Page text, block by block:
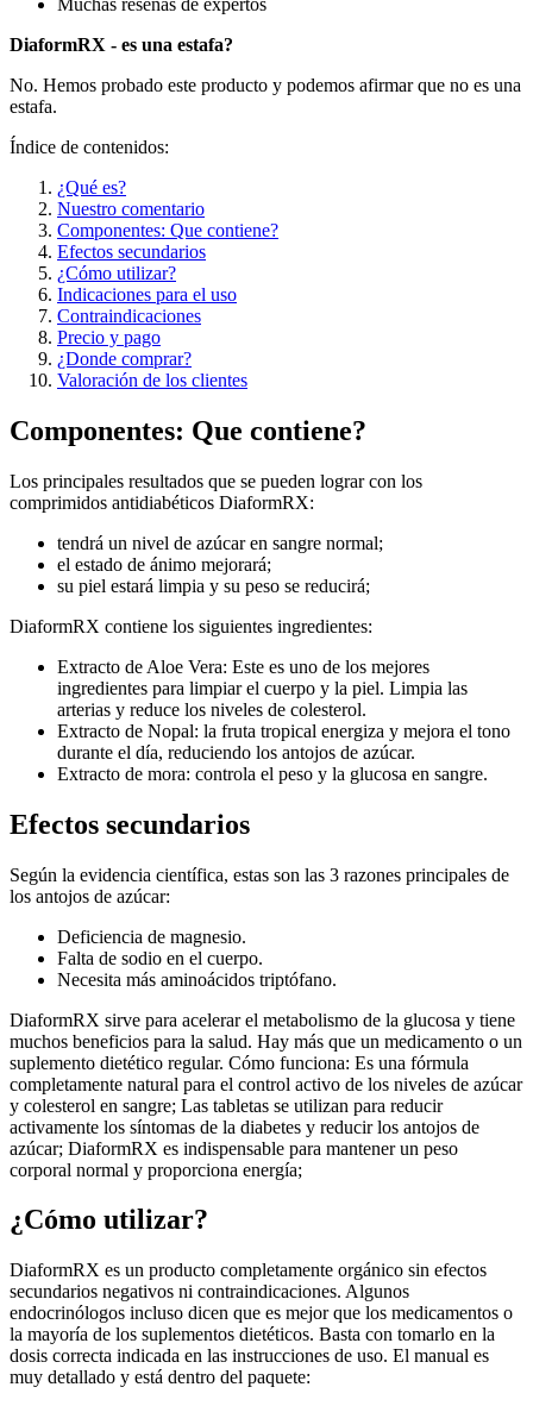
DiaformRX - es una estafa?
No. Hemos probado este producto y podemos afirmar que no es una
estafa.
Índice de contenidos:
¿Qué es?
Nuestro comentario
Componentes: Que contiene?
Efectos secundarios
¿Cómo utilizar?
Indicaciones para el uso
Contraindicaciones
Precio y pago
¿Donde comprar?
Valoración de los clientes
Componentes: Que contiene?
Los principales resultados que se pueden lograr con los
comprimidos antidiabéticos DiaformRX:
tendrá un nivel de azúcar en sangre normal;
el estado de ánimo mejorará;
su piel estará limpia y su peso se reducirá;
DiaformRX contiene los siguientes ingredientes:
Extracto de Aloe Vera: Este es uno de los mejores
ingredientes para limpiar el cuerpo y la piel. Limpia las
arterias y reduce los niveles de colesterol.
Extracto de Nopal: la fruta tropical energiza y mejora el tono
durante el día, reduciendo los antojos de azúcar.
Extracto de mora: controla el peso y la glucosa en sangre.
Efectos secundarios
Según la evidencia científica, estas son las 3 razones principales de
los antojos de azúcar:
Deficiencia de magnesio.
Falta de sodio en el cuerpo.
Necesita más aminoácidos triptófano.
DiaformRX sirve para acelerar el metabolismo de la glucosa y tiene
muchos beneficios para la salud. Hay más que un medicamento o un
suplemento dietético regular. Cómo funciona: Es una fórmula
completamente natural para el control activo de los niveles de azúcar
y colesterol en sangre; Las tabletas se utilizan para reducir
activamente los síntomas de la diabetes y reducir los antojos de
azúcar; DiaformRX es indispensable para mantener un peso
corporal normal y proporciona energía;
¿Cómo utilizar?
DiaformRX es un producto completamente orgánico sin efectos
secundarios negativos ni contraindicaciones. Algunos
endocrinólogos incluso dicen que es mejor que los medicamentos o
la mayoría de los suplementos dietéticos. Basta con tomarlo en la
dosis correcta indicada en las instrucciones de uso. El manual es
muy detallado y está dentro del paquete: